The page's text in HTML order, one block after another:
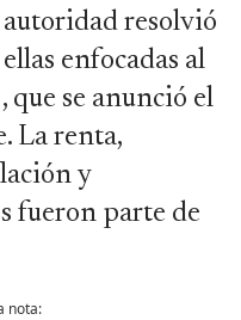
resolvió
enfocadas al
que se anunció el
La renta,
y
fueron parte de
nota: